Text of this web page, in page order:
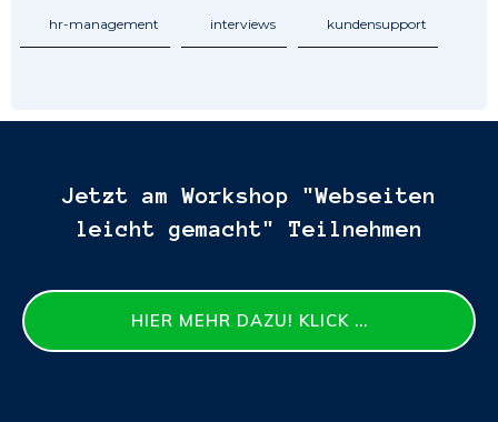
hr-management interviews kundensupport
Jetzt am Workshop "Webseiten
leicht gemacht" Teilnehmen
HIER MEHR DAZU! KLICK ...